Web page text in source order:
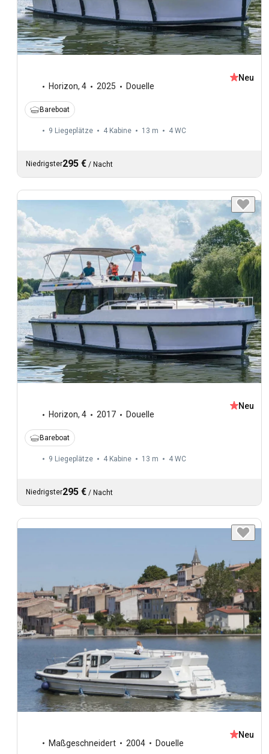
Horizon, 4 2025 Douelle
Neu
Bareboat
9 Liegeplätze 4 Kabine 13 m 4 WC
Niedrigster295 € / Nacht
Horizon, 4 2017 Douelle
Neu
Bareboat
9 Liegeplätze 4 Kabine 13 m 4 WC
Niedrigster295 € / Nacht
Maßgeschneidert 2004 Douelle
Neu